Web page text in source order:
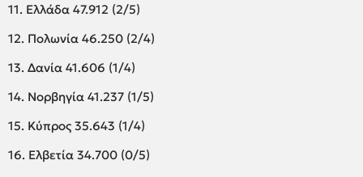
11. Ελλάδα 47.912 (2/5)
12. Πολωνία 46.250 (2/4)
13. Δανία 41.606 (1/4)
14. Νορβηγία 41.237 (1/5)
15. Κύπρος 35.643 (1/4)
16. Ελβετία 34.700 (0/5)